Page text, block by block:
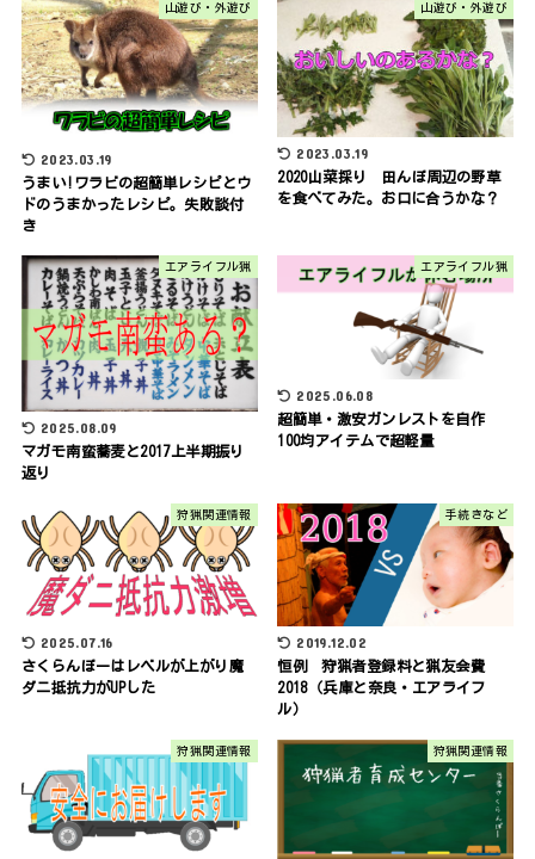
山遊び・外遊び
2023.03.19
うまい!ワラビの超簡単レシピとウ
ドのうまかったレシピ。失敗談付
き
山遊び・外遊び
2023.03.19
2020山菜採り 田んぼ周辺の野草
を食べてみた。お口に合うかな？
エアライフル猟
2025.08.09
マガモ南蛮蕎麦と2017上半期振り
返り
エアライフル猟
2025.06.08
超簡単・激安ガンレストを自作
100均アイテムで超軽量
狩猟関連情報
2025.07.16
さくらんぼーはレベルが上がり魔
ダニ抵抗力がUPした
手続きなど
2019.12.02
恒例 狩猟者登録料と猟友会費
2018（兵庫と奈良・エアライフ
ル）
狩猟関連情報 狩猟関連情報